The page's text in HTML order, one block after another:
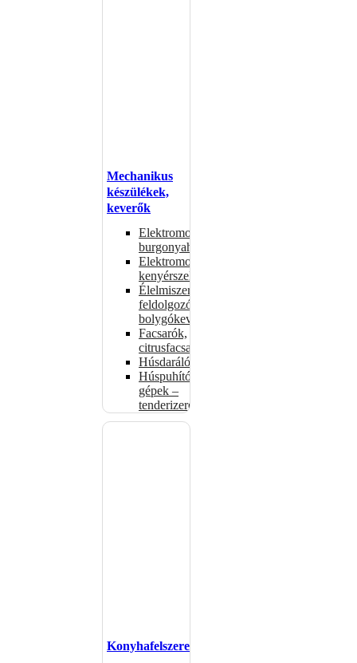
Mechanikus
készülékek,
keverők
Elektromos
burgonyahámozók
Elektromos
kenyérszeletelők
Élelmiszer-
feldolgozók –
bolygókeverők
Facsarók,
citrusfacsarók
Húsdarálók
Húspuhító
gépek –
tenderizerek
Konyhafelszerelés